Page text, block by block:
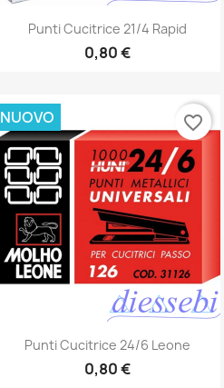
Anteprima
Punti Cucitrice 21/4 Rapid
0,80 €
Anteprima
Punti Cucitrice 24/6 Leone
0,80 €
NUOVO favorite_border